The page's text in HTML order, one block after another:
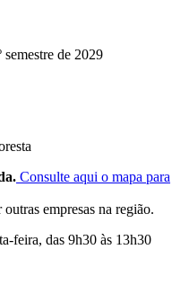
semestre de 2029
Consulte aqui o mapa para
empresas na região.
feira, das 9h30 às 13h30